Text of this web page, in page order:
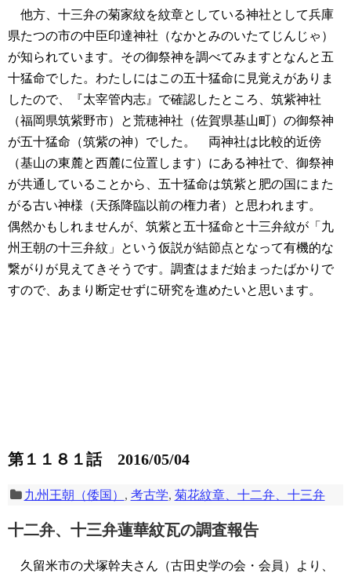
他方、十三弁の菊家紋を紋章としている神社として兵庫
県たつの市の中臣印達神社（なかとみのいたてじんじゃ）
が知られています。その御祭神を調べてみますとなんと五
十猛命でした。わたしにはこの五十猛命に見覚えがありま
したので、『太宰管内志』で確認したところ、筑紫神社
（福岡県筑紫野市）と荒穂神社（佐賀県基山町）の御祭神
が五十猛命（筑紫の神）でした。
両神社は比較的近傍
（基山の東麓と西麓に位置します）にある神社で、御祭神
が共通していることから、五十猛命は筑紫と肥の国にまた
がる古い神様（天孫降臨以前の権力者）と思われます。
偶然かもしれませんが、筑紫と五十猛命と十三弁紋が「九
州王朝の十三弁紋」という仮説が結節点となって有機的な
繋がりが見えてきそうです。調査はまだ始まったばかりで
すので、あまり断定せずに研究を進めたいと思います。
第１１８１話 2016/05/04
九州王朝（倭国） , 考古学, 菊花紋章、十二弁、十三弁
十二弁、十三弁蓮華紋瓦の調査報告
久留米市の犬塚幹夫さん（古田史学の会・会員）より、